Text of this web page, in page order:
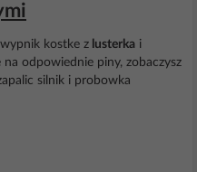
kostke z lusterka i
na odpowiednie piny, zobaczysz
silnik i probowka